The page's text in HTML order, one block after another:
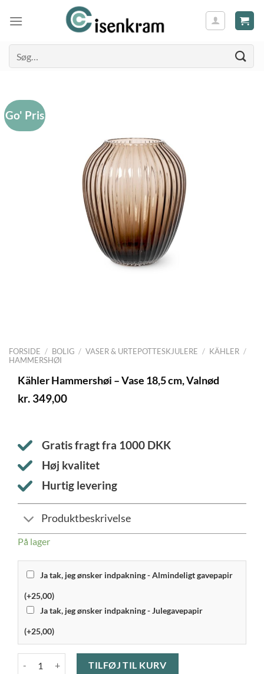
efter:
FORSIDE / BOLIG / VASER & URTEPOTTESKJULERE / KÄHLER /
HAMMERSHØI
Go' Pris
Kähler Hammershøi – Vase 18,5 cm, Valnød
kr. 349,00
Gratis fragt fra 1000 DKK
Høj kvalitet
Hurtig levering
Produktbeskrivelse
På lager
Ja tak, jeg ønsker indpakning - Almindeligt gavepapir
(+25,00)
Ja tak, jeg ønsker indpakning - Julegavepapir
(+25,00)
Kähler Hammershøi - Vase 18,5 cm, Valnød antal
TILFØJ TIL KURV